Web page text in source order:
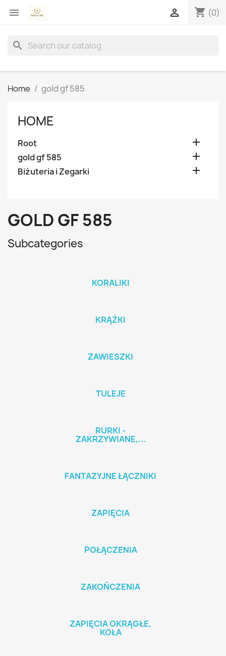
 shopping_cart (0)

search
Home gold gf 585
HOME
Root 
gold gf 585 
Biżuteria i Zegarki 
GOLD GF 585
Subcategories
KORALIKI
KRĄŻKI
ZAWIESZKI
TULEJE
RURKI -
ZAKRZYWIANE,...
FANTAZYJNE ŁĄCZNIKI
ZAPIĘCIA
POŁĄCZENIA
ZAKOŃCZENIA
ZAPIĘCIA OKRĄGŁE,
KOŁA